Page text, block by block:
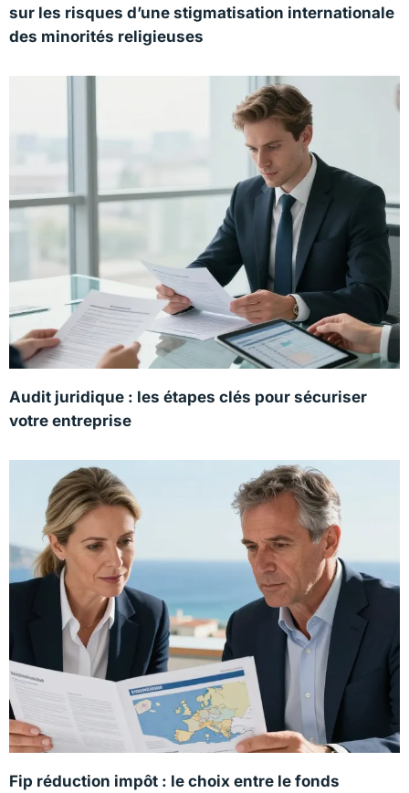
sur les risques d’une stigmatisation internationale
des minorités religieuses
Audit juridique : les étapes clés pour sécuriser
votre entreprise
Fip réduction impôt : le choix entre le fonds